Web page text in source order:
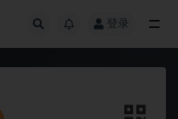
登录